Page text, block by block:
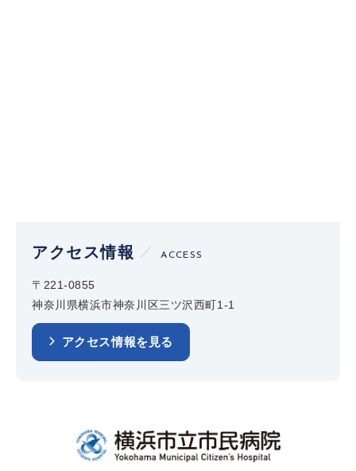
アクセス情報 ACCESS
〒221-0855
神奈川県横浜市神奈川区三ツ沢西町1-1
アクセス情報を見る